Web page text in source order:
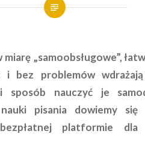
„samoobsługowe”,
i bez problemów
sposób nauczyć je
pisania dowiemy się
platformie dla